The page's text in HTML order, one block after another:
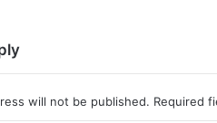
will not be published. Required